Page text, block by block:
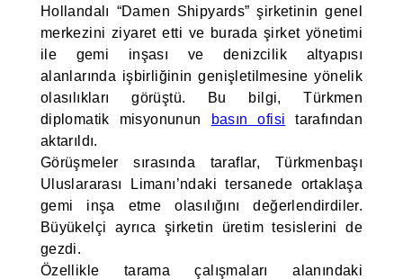
Hollandalı “Damen Shipyards” şirketinin genel
merkezini ziyaret etti ve burada şirket yönetimi
ile gemi inşası ve denizcilik altyapısı
alanlarında işbirliğinin genişletilmesine yönelik
olasılıkları görüştü. Bu bilgi, Türkmen
diplomatik misyonunun
basın ofisi tarafından
aktarıldı.
Görüşmeler sırasında taraflar, Türkmenbaşı
Uluslararası Limanı’ndaki tersanede ortaklaşa
gemi inşa etme olasılığını değerlendirdiler.
Büyükelçi ayrıca şirketin üretim tesislerini de
gezdi.
Özellikle tarama çalışmaları alanındaki